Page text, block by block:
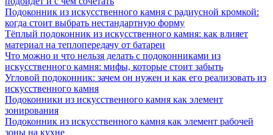
Подоконник из искусственного камня с радиусной кромкой:
когда стоит выбрать нестандартную форму
Тёплый подоконник из искусственного камня: как влияет
материал на теплопередачу от батареи
Что можно и что нельзя делать с подоконниками из
искусственного камня: мифы, которые стоит забыть
Угловой подоконник: зачем он нужен и как его реализовать из
искусственного камня
Подоконники из искусственного камня как элемент
зонирования
Подоконник из искусственного камня как элемент рабочей
зоны на кухне